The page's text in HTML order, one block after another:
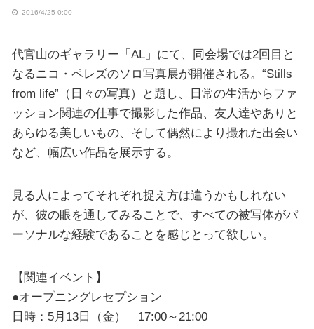
2016/4/25 0:00
代官山のギャラリー「AL」にて、同会場では2回目と
なるニコ・ペレズのソロ写真展が開催される。“Stills
from life”（日々の写真）と題し、日常の生活からファ
ッション関連の仕事で撮影した作品、友人達やありと
あらゆる美しいもの、そして偶然により撮れた出会い
など、幅広い作品を展示する。
見る人によってそれぞれ捉え方は違うかもしれない
が、彼の眼を通してみることで、すべての被写体がパ
ーソナルな経験であることを感じとって欲しい。
【関連イベント】
●オープニングレセプション
日時：5月13日（金） 17:00～21:00